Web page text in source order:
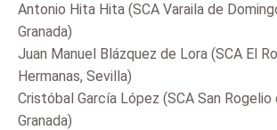
Antonio Hita Hita (SCA Varaila de
Granada)
Juan Manuel Blázquez de Lora (SCA El
Hermanas, Sevilla)
Cristóbal García López (SCA San Rogelio
Granada)